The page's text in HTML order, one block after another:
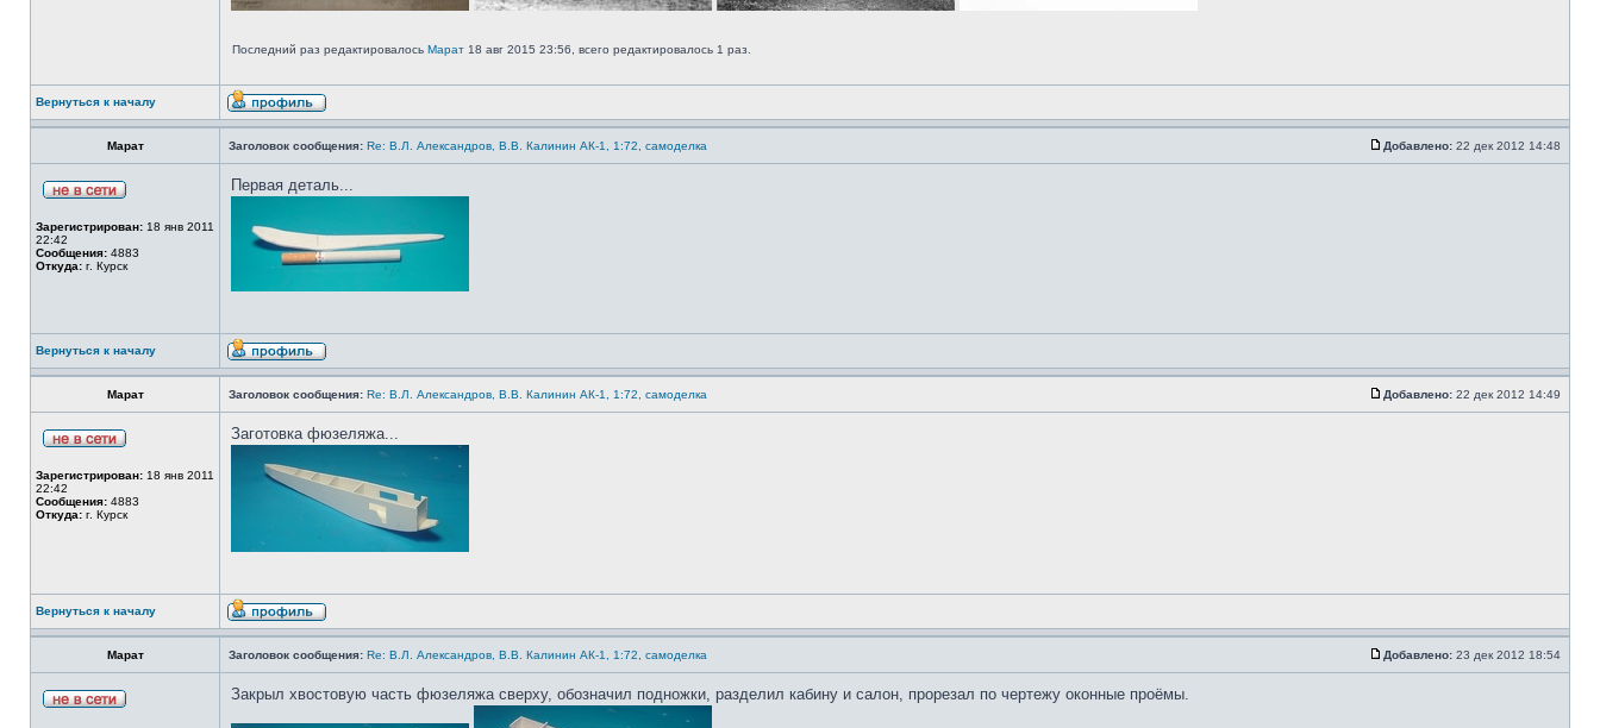
Последний раз редактировалось Марат 18 авг 2015 23:56, всего редактировалось 1 раз.
Вернуться к началу
Марат Заголовок сообщения: Re: В.Л. Александров, В.В. Калинин АК-1, 1:72, самоделка Добавлено: 22 дек 2012 14:48
Зарегистрирован: 18 янв 2011
22:42
Сообщения: 4883
Откуда: г. Курск
Первая деталь...
Вернуться к началу
Марат Заголовок сообщения: Re: В.Л. Александров, В.В. Калинин АК-1, 1:72, самоделка Добавлено: 22 дек 2012 14:49
Зарегистрирован: 18 янв 2011
22:42
Сообщения: 4883
Откуда: г. Курск
Заготовка фюзеляжа...
Вернуться к началу
Марат Заголовок сообщения: Re: В.Л. Александров, В.В. Калинин АК-1, 1:72, самоделка Добавлено: 23 дек 2012 18:54
Закрыл хвостовую часть фюзеляжа сверху, обозначил подножки, разделил кабину и салон, прорезал по чертежу оконные проёмы.